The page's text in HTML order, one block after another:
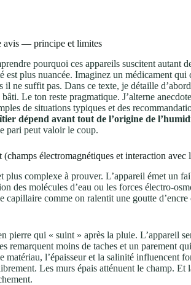
avis — principe et limites
pourquoi ces appareils suscitent autant
est plus nuancée. Imaginez un médicament qui
ne suffit pas. Dans ce texte, je détaille
Le ton reste pragmatique. J’alterne
de situations typiques et des
dépend avant tout de l’origine de
pari peut valoir le coup.
électromagnétiques et interaction avec
complexe à prouver. L’appareil émet un
des molécules d’eau ou les forces
comme on ralentit une goutte d’encre
pierre qui « suint » après la pluie. L’appareil
remarquent moins de taches et un parement
matériau, l’épaisseur et la salinité influencent
Les murs épais atténuent le champ. Et